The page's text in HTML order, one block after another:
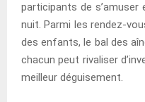
participants de s’amuser
nuit. Parmi les rendez-
des enfants, le bal des
chacun peut rivaliser
meilleur déguisement.